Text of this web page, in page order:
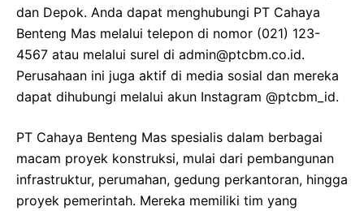
dan Depok. Anda dapat menghubungi PT Cahaya
Benteng Mas melalui telepon di nomor (021) 123-
4567 atau melalui surel di admin@ptcbm.co.id.
Perusahaan ini juga aktif di media sosial dan mereka
dapat dihubungi melalui akun Instagram @ptcbm_id.
PT Cahaya Benteng Mas spesialis dalam berbagai
macam proyek konstruksi, mulai dari pembangunan
infrastruktur, perumahan, gedung perkantoran, hingga
proyek pemerintah. Mereka memiliki tim yang